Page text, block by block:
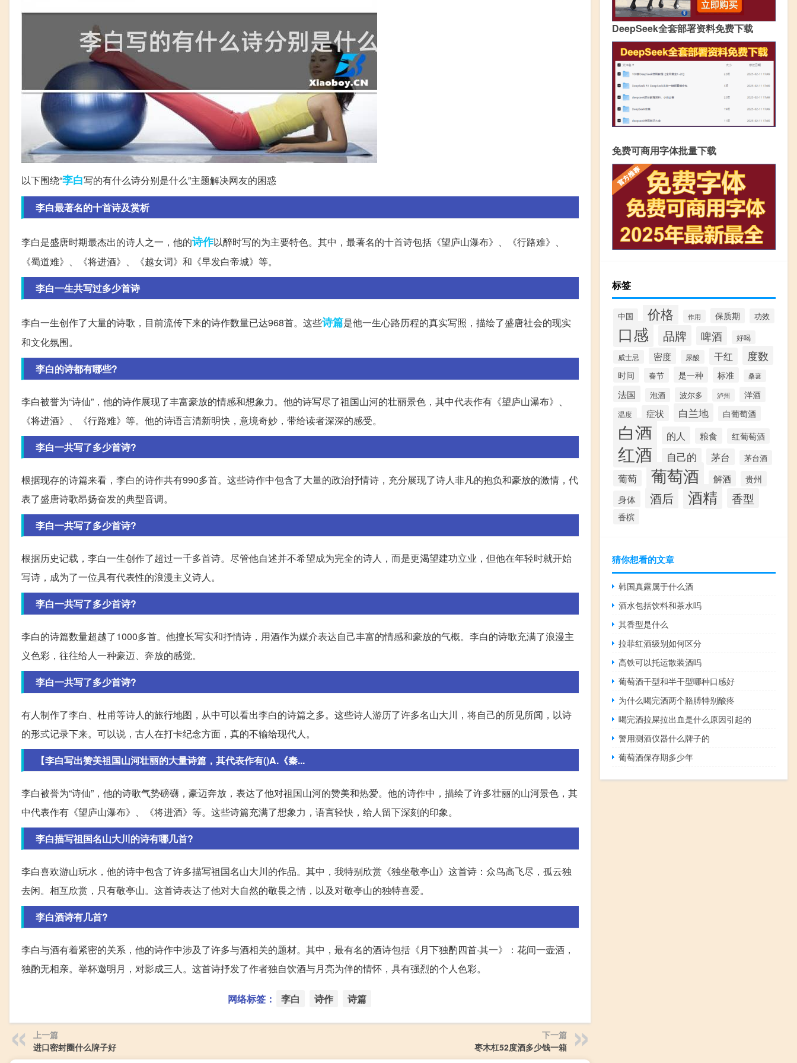
以下围绕“李白写的有什么诗分别是什么”主题解决网友的困惑
李白最著名的十首诗及赏析
李白是盛唐时期最杰出的诗人之一，他的诗作以醉时写的为主要特色。其中，最著名的十首诗包括《望庐山瀑布》、《行路难》、
《蜀道难》、《将进酒》、《越女词》和《早发白帝城》等。
李白一生共写过多少首诗
李白一生创作了大量的诗歌，目前流传下来的诗作数量已达968首。这些诗篇是他一生心路历程的真实写照，描绘了盛唐社会的现实
和文化氛围。
李白的诗都有哪些?
李白被誉为“诗仙”，他的诗作展现了丰富豪放的情感和想象力。他的诗写尽了祖国山河的壮丽景色，其中代表作有《望庐山瀑布》、
《将进酒》、《行路难》等。他的诗语言清新明快，意境奇妙，带给读者深深的感受。
李白一共写了多少首诗?
根据现存的诗篇来看，李白的诗作共有990多首。这些诗作中包含了大量的政治抒情诗，充分展现了诗人非凡的抱负和豪放的激情，代
表了盛唐诗歌昂扬奋发的典型音调。
李白一共写了多少首诗?
根据历史记载，李白一生创作了超过一千多首诗。尽管他自述并不希望成为完全的诗人，而是更渴望建功立业，但他在年轻时就开始
写诗，成为了一位具有代表性的浪漫主义诗人。
李白一共写了多少首诗?
李白的诗篇数量超越了1000多首。他擅长写实和抒情诗，用酒作为媒介表达自己丰富的情感和豪放的气概。李白的诗歌充满了浪漫主
义色彩，往往给人一种豪迈、奔放的感觉。
李白一共写了多少首诗?
有人制作了李白、杜甫等诗人的旅行地图，从中可以看出李白的诗篇之多。这些诗人游历了许多名山大川，将自己的所见所闻，以诗
的形式记录下来。可以说，古人在打卡纪念方面，真的不输给现代人。
【李白写出赞美祖国山河壮丽的大量诗篇，其代表作有()A.《秦...
李白被誉为“诗仙”，他的诗歌气势磅礴，豪迈奔放，表达了他对祖国山河的赞美和热爱。他的诗作中，描绘了许多壮丽的山河景色，其
中代表作有《望庐山瀑布》、《将进酒》等。这些诗篇充满了想象力，语言轻快，给人留下深刻的印象。
李白描写祖国名山大川的诗有哪几首?
李白喜欢游山玩水，他的诗中包含了许多描写祖国名山大川的作品。其中，我特别欣赏《独坐敬亭山》这首诗：众鸟高飞尽，孤云独
去闲。相互欣赏，只有敬亭山。这首诗表达了他对大自然的敬畏之情，以及对敬亭山的独特喜爱。
李白酒诗有几首?
李白与酒有着紧密的关系，他的诗作中涉及了许多与酒相关的题材。其中，最有名的酒诗包括《月下独酌四首·其一》：花间一壶酒，
独酌无相亲。举杯邀明月，对影成三人。这首诗抒发了作者独自饮酒与月亮为伴的情怀，具有强烈的个人色彩。
网络标签： 李白 诗作 诗篇
上一篇
进口密封圈什么牌子好
下一篇
枣木杠52度酒多少钱一箱
DeepSeek全套部署资料免费下载
免费可商用字体批量下载
标签
中国 价格 作用 保质期 功效
口感 品牌 啤酒
好喝
威士忌
密度 尿酸 干红 度数
时间 春节 是一种 标准 桑葚
法国 泡酒 波尔多 泸州 洋酒
温度 症状 白兰地 白葡萄酒
白酒 的人 粮食 红葡萄酒
红酒 自己的 茅台 茅台酒
葡萄 葡萄酒 解酒 贵州
身体 酒后 酒精 香型
香槟
猜你想看的文章
韩国真露属于什么酒
酒水包括饮料和茶水吗
其香型是什么
拉菲红酒级别如何区分
高铁可以托运散装酒吗
葡萄酒干型和半干型哪种口感好
为什么喝完酒两个胳膊特别酸疼
喝完酒拉屎拉出血是什么原因引起的
警用测酒仪器什么牌子的
葡萄酒保存期多少年